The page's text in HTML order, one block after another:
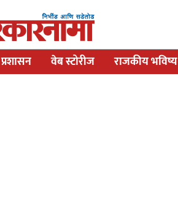
प्रशासन वेब स्टोरीज राजकीय भविष्य